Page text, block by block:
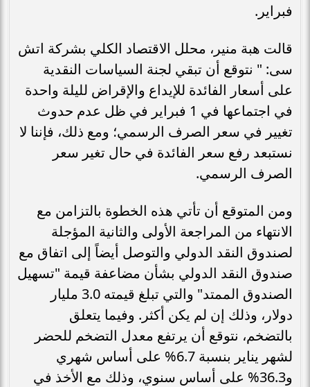
فبراير.
قالت هبة منير، محلل الاقتصاد الكلي بشركة اتش
سى: " نتوقع أن تبقي لجنة السياسات النقدية
على أسعار الفائدة للإيداع والإقراض لليلة واحدة
في اجتماعها في 1 فبراير في ظل عدم حدوث
تغيير في سعر الصرف الرسمي؛ ومع ذلك، فإننا لا
نستبعد رفع سعر الفائدة في حال تغير سعر
الصرف الرسمي.
ومن المتوقع أن تأتي هذه الخطوة بالتزامن مع
الانتهاء من المراجعة الأولى والثانية المؤجلة
لصندوق النقد الدولي والتوصل أيضاً إلى اتفاق مع
صندوق النقد الدولي بشأن مضاعفة قيمة "تسهيل
الصندوق الممتد" والتي تبلغ قيمته 3.0 مليار
دولار، وذلك إن لم يكن أكثر. وفيما يتعلق
بالتضخم، نتوقع أن يرتفع معدل التضخم للحضر
لشهر يناير بنسبة 6.7% على أساس شهري
و36.3% على أساس سنوي، وذلك مع الأخذ في